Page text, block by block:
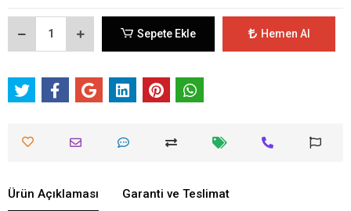
Sepete Ekle Hemen Al
Ürün Açıklaması Garanti ve Teslimat